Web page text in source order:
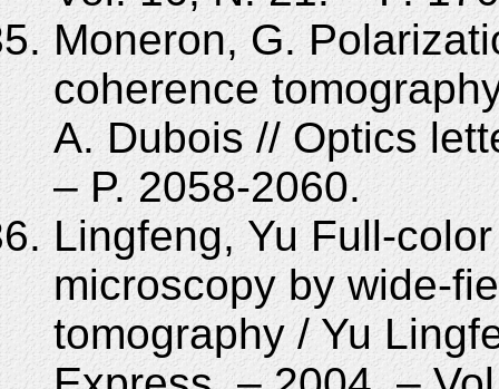
Moneron, G.
coherence
A. Dubois // Optics
– P. 2058-2060.
Lingfeng, Yu Full-
microscopy by wide-
tomography / Yu